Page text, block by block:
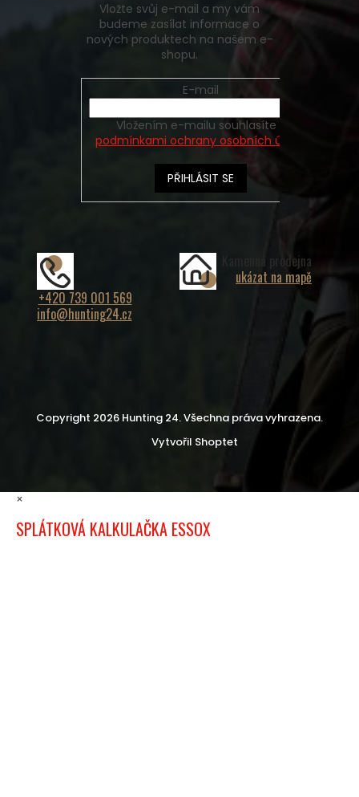
Vložte svůj e-mail a my vám
budeme zasílat informace o
nových produktech na našem e-
shopu.
E-mail
podmínkami ochrany osobních údajů
PŘIHLÁSIT SE
+420 739 001 569
info@hunting24.cz
Kamenná prodejna
ukázat na mapě
Vytvořil Shoptet
Copyright 2026 Hunting 24. Všechna práva vyhrazena.
×
SPLÁTKOVÁ KALKULAČKA ESSOX